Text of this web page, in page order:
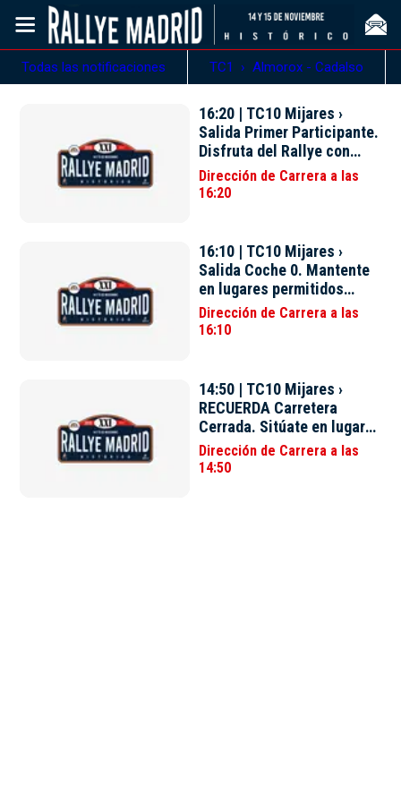
Todas las notificaciones TC1 › Almorox - Cadalso
16:20 | TC10 Mijares ›
Salida Primer Participante.
Disfruta del Rallye con
Seguridad.
Dirección de Carrera a las
16:20
16:10 | TC10 Mijares ›
Salida Coche 0. Mantente
en lugares permitidos
hasta coche de apertura.
Dirección de Carrera a las
16:10
14:50 | TC10 Mijares ›
RECUERDA Carretera
Cerrada. Sitúate en lugares
altos. Colabora con la
organización.
Dirección de Carrera a las
14:50